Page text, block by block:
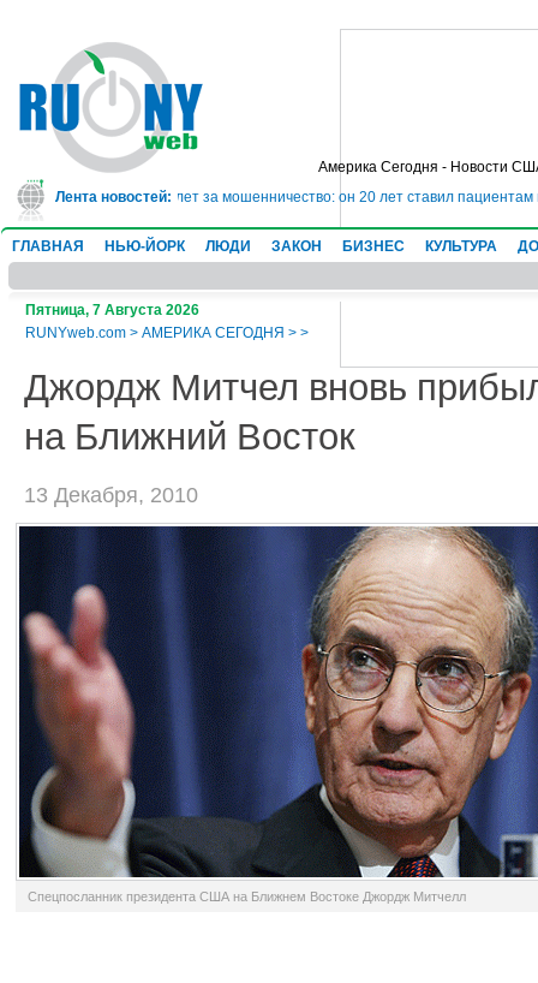
Америка Сегодня - Новости
Лента новостей:
сядет в тюрьму на 10 лет за мошенничество: он 20 лет ставил пациентам
ГЛАВНАЯ НЬЮ-ЙОРК ЛЮДИ ЗАКОН БИЗНЕС КУЛЬТУРА
Пятница, 7 Августа 2026
RUNYweb.com > АМЕРИКА СЕГОДНЯ > >
Джордж Митчел вновь
на Ближний Восток
13 Декабря, 2010
Спецпосланник президента США на Ближнем Востоке Джордж Митчелл